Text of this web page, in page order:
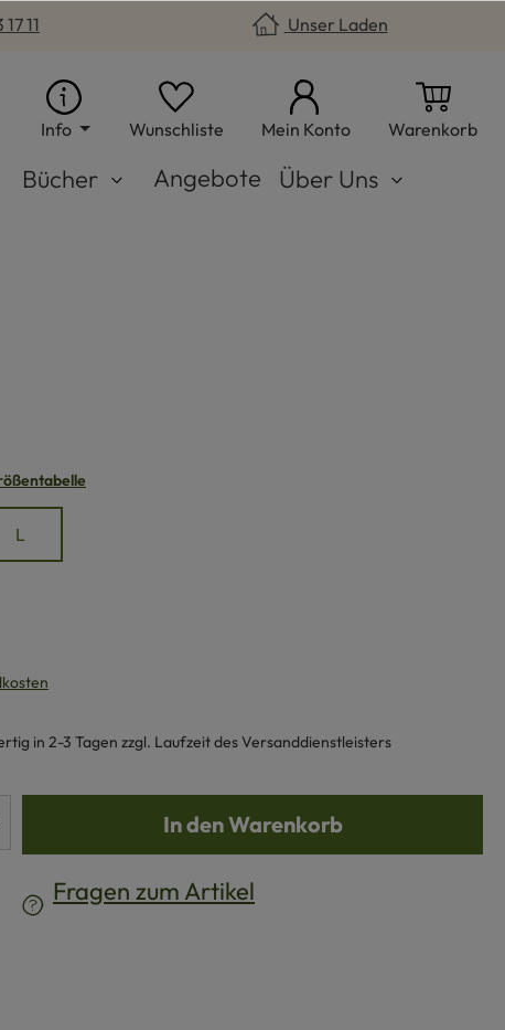
11 Unser Laden
Info Wunschliste Du hast 0 Produkte auf dem
Mein Konto Warenkorb
Bücher Angebote Über Uns
L
in 2-3 Tagen zzgl. Laufzeit des Versanddienstleisters
den gewünschten Wert ein oder
In den Warenkorb
Fragen zum Artikel